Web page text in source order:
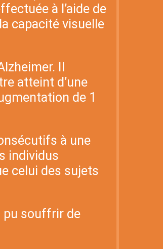
à l’aide de
capacité visuelle
Il
atteint d’une
de 1
à une
individus
celui des sujets
pu souffrir de